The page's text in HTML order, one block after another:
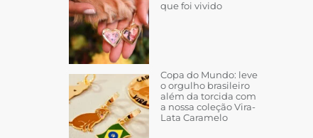
que foi vivido
Copa do Mundo: leve
o orgulho brasileiro
além da torcida com
a nossa coleção Vira-
Lata Caramelo